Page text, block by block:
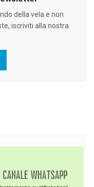
della vela e non
iscriviti alla nostra